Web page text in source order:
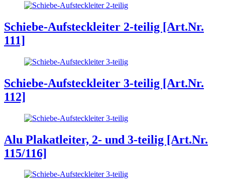
Schiebe-Aufsteckleiter 2-teilig [Art.Nr.
111]
Schiebe-Aufsteckleiter 3-teilig [Art.Nr.
112]
Alu Plakatleiter, 2- und 3-teilig [Art.Nr.
115/116]